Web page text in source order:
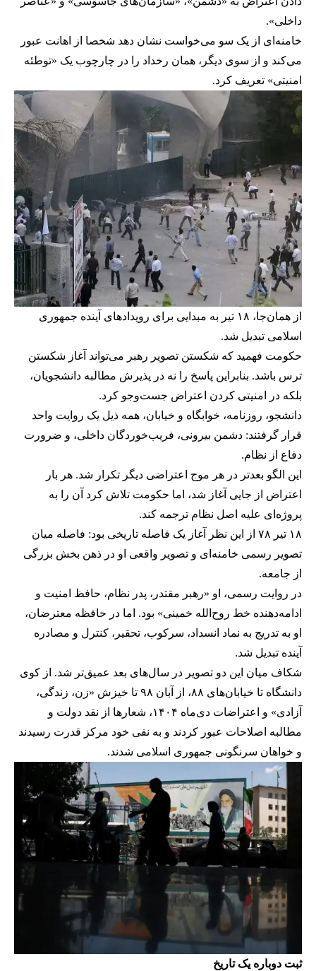
داخلی».
خامنه‌ای از یک سو می‌خواست نشان دهد شخصا از اهانت عبور
می‌کند و از سوی دیگر، همان رخداد را در چارچوب یک «توطئه
امنیتی» تعریف کرد.
از همان‌جا، ۱۸ تیر به مبدایی برای رویدادهای آینده جمهوری
اسلامی تبدیل شد.
حکومت فهمید که شکستن تصویر رهبر می‌تواند آغاز شکستن
ترس باشد. بنابراین پاسخ را نه در پذیرش مطالبه دانشجویان،
بلکه در امنیتی کردن اعتراض جست‌وجو کرد.
دانشجو، روزنامه، خوابگاه و خیابان، همه ذیل یک روایت واحد
قرار گرفتند: دشمن بیرونی، فریب‌خوردگان داخلی، و ضرورت
دفاع از نظام.
این الگو بعدتر در هر موج اعتراضی دیگر تکرار شد. هر بار
اعتراض از جایی آغاز شد، اما حکومت تلاش کرد آن را به
پروژه‌ای علیه اصل نظام ترجمه کند.
۱۸ تیر ۷۸ از این نظر آغاز یک فاصله تاریخی بود: فاصله میان
تصویر رسمی خامنه‌ای و تصویر واقعی او در ذهن بخش بزرگی
از جامعه.
در روایت رسمی، او «رهبر مقتدر، پدر نظام، حافظ امنیت و
ادامه‌دهنده خط روح‌الله خمینی» بود. اما در حافظه معترضان،
او به تدریج به نماد انسداد، سرکوب، تحقیر، کنترل و مصادره
آینده تبدیل شد.
شکاف میان این دو تصویر در سال‌های بعد عمیق‌تر شد. از کوی
دانشگاه تا خیابان‌های ۸۸، از آبان ۹۸ تا خیزش «زن، زندگی،
آزادی» و اعتراضات دی‌ماه ۱۴۰۴، شعارها از نقد دولت و
مطالبه اصلاحات عبور کردند و به نفی خود مرکز قدرت رسیدند
و خواهان سرنگونی جمهوری اسلامی شدند.
ثبت دوباره یک تاریخ